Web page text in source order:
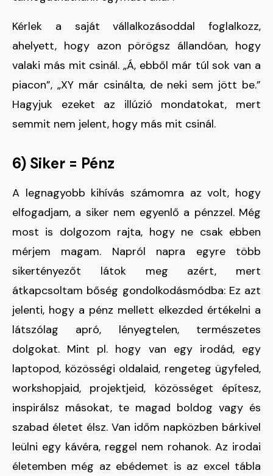
Kérlek a saját vállalkozásoddal foglalkozz,
ahelyett, hogy azon pörögsz állandóan, hogy
valaki más mit csinál. „Á, ebből már túl sok van a
piacon”, „XY már csinálta, de neki sem jött be.”
Hagyjuk ezeket az illúzió mondatokat, mert
semmit nem jelent, hogy más mit csinál.
6) Siker = Pénz
A legnagyobb kihívás számomra az volt, hogy
elfogadjam, a siker nem egyenlő a pénzzel. Még
most is dolgozom rajta, hogy ne csak ebben
mérjem magam. Napról napra egyre több
sikertényezőt látok meg azért, mert
átkapcsoltam bőség gondolkodásmódba: Ez azt
jelenti, hogy a pénz mellett elkezded értékelni a
látszólag apró, lényegtelen, természetes
dolgokat. Mint pl. hogy van egy irodád, egy
laptopod, közösségi oldalaid, rengeteg ügyfeled,
workshopjaid, projektjeid, közösséget építesz,
inspirálsz másokat, te magad boldog vagy és
szabad életet élsz. Van időm napközben bárkivel
leülni egy kávéra, reggel nem rohanok. Az irodai
életemben még az ebédemet is az excel tábla